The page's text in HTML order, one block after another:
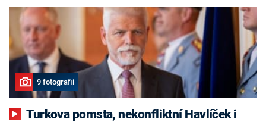
9 fotografií
Turkova pomsta, nekonfliktní Havlíček i